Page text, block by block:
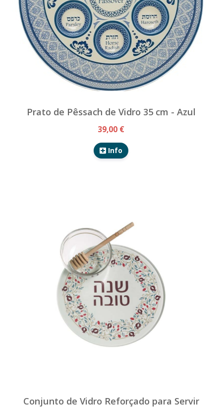
Prato de Pêssach de Vidro 35 cm - Azul
39,00 €
Info
Conjunto de Vidro Reforçado para Servir